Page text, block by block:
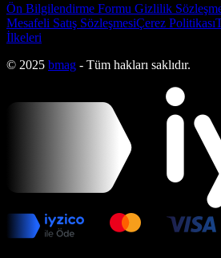
Ön Bilgilendirme Formu Gizlilik
Mesafeli Satış SözleşmesiÇerez Politikası
İlkeleri
© 2025 bmag - Tüm hakları saklıdır.